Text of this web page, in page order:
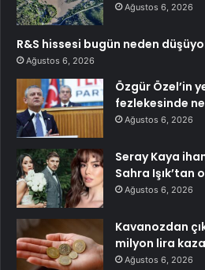
Ağustos 6, 2026
R&S hissesi bugün neden
Ağustos 6, 2026
Özgür Özel’in
fezlekesinde
Ağustos 6, 2026
Seray Kaya
Sahra Işık’tan
Ağustos 6, 2026
Kavanozdan
milyon lira
Ağustos 6, 2026